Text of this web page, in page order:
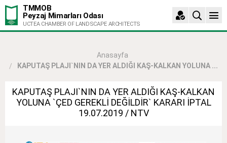
TMMOB
Peyzaj Mimarları Odası
UCTEA CHAMBER OF LANDSCAPE ARCHITECTS
Anasayfa
KAPUTAŞ PLAJI`NIN DA YER ALDIĞI KAŞ-KALKAN YOLUNA ...
KAPUTAŞ PLAJI`NIN DA YER ALDIĞI KAŞ-KALKAN
YOLUNA `ÇED GEREKLİ DEĞİLDİR` KARARI İPTAL
19.07.2019 / NTV